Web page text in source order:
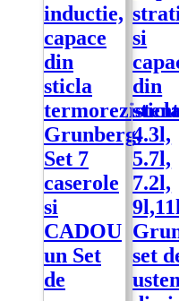
inductie,
capace
din
sticla
Grunberg,
Set 7
caserole
si
CADOU
un Set
de
si
din
4.3l,
5.7l,
7.2l,
set